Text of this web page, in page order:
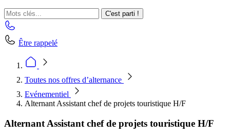
C'est parti !
Être rappelé
Toutes nos offres d’alternance
Evénementiel
Alternant Assistant chef de projets touristique H/F
Alternant Assistant chef de projets touristique H/F